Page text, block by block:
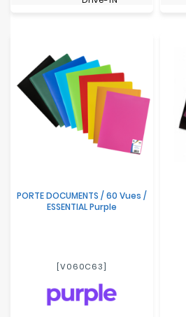
PORTE DOCUMENTS / 60 Vues /
ESSENTIAL Purple
[V060C63]